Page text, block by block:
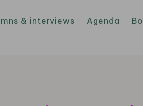
& interviews Agenda